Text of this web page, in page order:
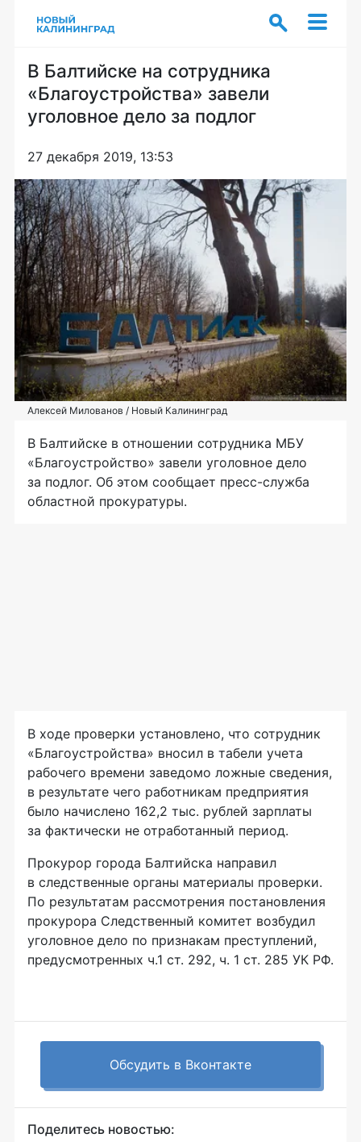
В Балтийске на сотрудника
«Благоустройства» завели
уголовное дело за подлог
27 декабря 2019, 13:53
Алексей Милованов / Новый Калининград
В Балтийске в отношении сотрудника МБУ
«Благоустройство» завели уголовное дело
за подлог. Об этом сообщает пресс-служба
областной прокуратуры.
В ходе проверки установлено, что сотрудник
«Благоустройства» вносил в табели учета
рабочего времени заведомо ложные сведения,
в результате чего работникам предприятия
было начислено 162,2 тыс. рублей зарплаты
за фактически не отработанный период.
Прокурор города Балтийска направил
в следственные органы материалы проверки.
По результатам рассмотрения постановления
прокурора Следственный комитет возбудил
уголовное дело по признакам преступлений,
предусмотренных ч.1 ст. 292, ч. 1 ст. 285 УК РФ.
Обсудить в Вконтакте
Поделитесь новостью: